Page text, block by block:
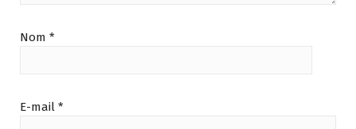
Nom *
E-mail *